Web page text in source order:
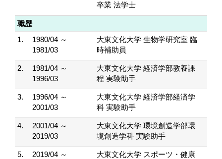
卒業 法学士
職歴
1.
1980/04 ～
1981/03
大東文化大学 生物学研究室 臨
時補助員
2.
1981/04 ～
1996/03
大東文化大学 経済学部教養課
程 実験助手
3.
1996/04 ～
2001/03
大東文化大学 経済学部経済学
科 実験助手
4.
2001/04 ～
2019/03
大東文化大学 環境創造学部環
境創造学科 実験助手
5. 2019/04 ～
大東文化大学 スポーツ・健康